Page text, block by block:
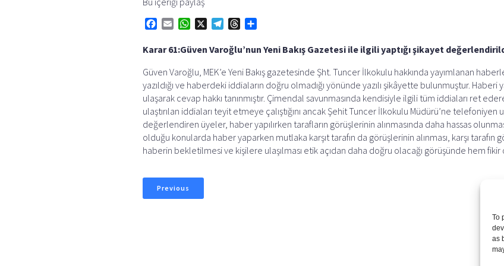
To
as
c
e
b
o
o
k
a
i
l
W
a
t
s
A
p
p
l
e
g
r
a
m
r
e
a
d
s
a
r
e
Karar 61:Güven Varoğlu’nun Yeni Bakış Gazetesi ile ilgili yaptığı şikayet
Güven Varoğlu, MEK’e Yeni Bakış gazetesinde Şht. Tuncer İlkokulu hakkında yayımlanan
yazıldığı ve haberdeki iddiaların doğru olmadığı yönünde yazılı şikâyette bulunmuştur.
ulaşarak cevap hakkı tanınmıştır. Çimendal savunmasında kendisiyle ilgili tüm iddiaları ret
ulaştırılan iddiaları teyit etmeye çalıştığını ancak Şehit Tuncer İlkokulu Müdürü’ne telefoniyen
değerlendiren üyeler, haber yapılırken tarafların görüşlerinin alınmasında daha hassas
olduğu konularda haber yaparken mutlaka karşıt tarafın da görüşlerinin alınması, karşı tarafın
haberin bekletilmesi ve kişilere ulaşılması etik açıdan daha doğru olacağı görüşünde hem fikir
Previous